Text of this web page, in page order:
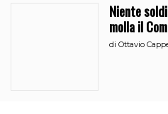
Niente
molla il
ciciri?
diOttavio